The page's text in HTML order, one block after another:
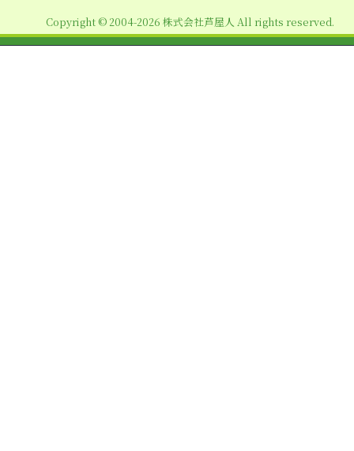
Copyright © 2004-2026 株式会社芦屋人 All rights reserved.